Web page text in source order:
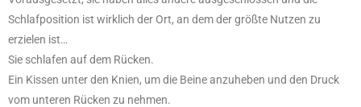
Schlafposition ist wirklich der Ort, an dem der größte Nutzen zu
erzielen ist…
Sie schlafen auf dem Rücken.
Ein Kissen unter den Knien, um die Beine anzuheben und den Druck
vom unteren Rücken zu nehmen.